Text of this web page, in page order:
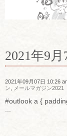
2021年9
2021年09月07日 10:26
ン, メールマガジン2021
#outlook a {
...